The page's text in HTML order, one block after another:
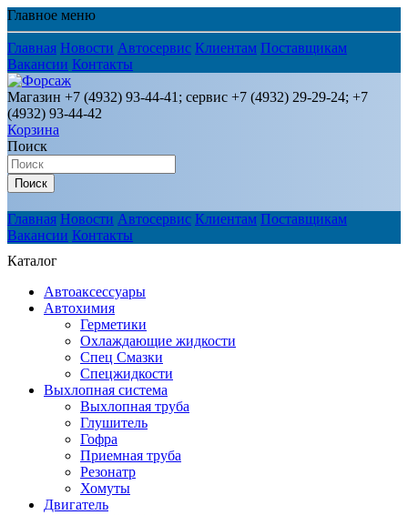
Главное меню
Главная Новости Автосервис Клиентам Поставщикам
Вакансии Контакты
Магазин +7 (4932) 93-44-41; сервис +7 (4932) 29-29-24; +7
(4932) 93-44-42
Корзина
Поиск
Поиск
Главная Новости Автосервис Клиентам Поставщикам
Вакансии Контакты
Каталог
Автоаксессуары
Автохимия
Герметики
Охлаждающие жидкости
Спец Смазки
Спецжидкости
Выхлопная система
Выхлопная труба
Глушитель
Гофра
Приемная труба
Резонатр
Хомуты
Двигатель